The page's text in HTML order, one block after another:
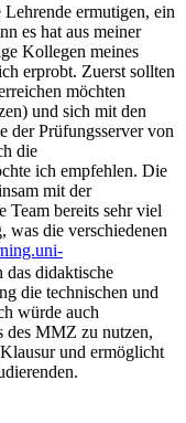
ermutigen, ein
es hat aus meiner
Kollegen meines
erprobt. Zuerst sollten
möchten
und sich mit den
der Prüfungsserver von
die
ich empfehlen. Die
mit der
Team bereits sehr viel
die verschiedenen
das didaktische
die technischen und
würde auch
des MMZ zu nutzen,
und ermöglicht